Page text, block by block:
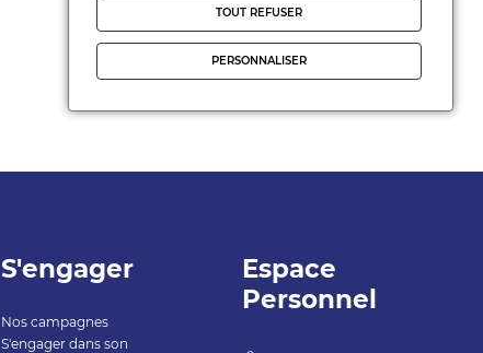
S'engager
Nos campagnes
S'engager dans son
Espace
Personnel
TOUT REFUSER
PERSONNALISER